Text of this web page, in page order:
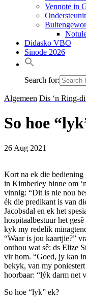
Vennote in
Didasko VBO
Sinode 2026
Search for:
Algemeen Dis ‘n Ring-
So hoe
26 Aug 2021
Kort na ek die bediening
in Kimberley binne om
vinnig: “Dit is nie nou
ék die predikant is van
Jacobsdal en ek het
hospitaalbestuur het
kyk my redelik
“Waar is jou kaartjie?”
onthou wat sê: ds Elize
vir hom. “Goed, jy kan
bekyk, van my
hoorbaar: “lýk darm net
So hoe “lyk” ek?